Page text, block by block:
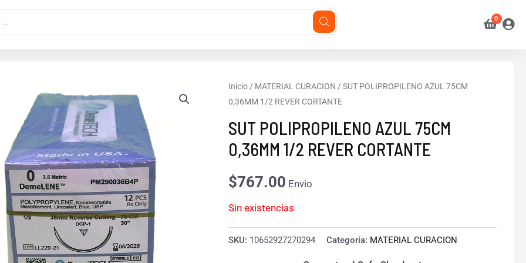
Inicio/ MATERIAL CURACION / SUT POLIPROPILENO AZUL 75CM
0,36MM 1/2 REVER CORTANTE
SUT POLIPROPILENO AZUL 75CM
0,36MM 1/2 REVER CORTANTE
$767.00 Envio
Sin existencias
SKU: 10652927270294 Categoría: MATERIAL CURACION